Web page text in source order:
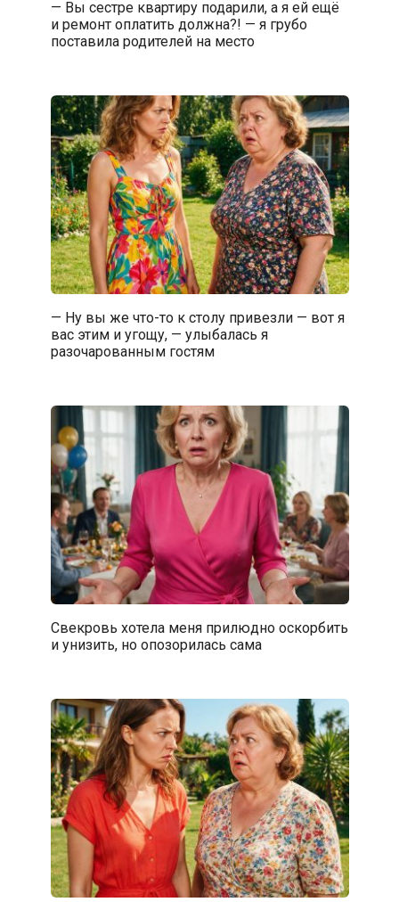
— Вы сестре квартиру подарили, а я ей ещё
и ремонт оплатить должна?! — я грубо
поставила родителей на место
— Ну вы же что-то к столу привезли — вот я
вас этим и угощу, — улыбалась я
разочарованным гостям
Свекровь хотела меня прилюдно оскорбить
и унизить, но опозорилась сама